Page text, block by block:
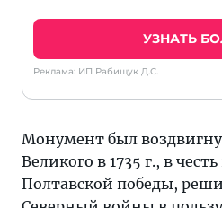
УЗНАТЬ
Реклама: ИП Рабищук Д.С.
Монумент был
Великого в 1735 г., в
Полтавской победы,